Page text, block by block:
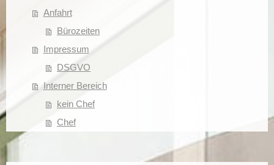
Anfahrt
Bürozeiten
Impressum
DSGVO
Interner Bereich
kein Chef
Chef